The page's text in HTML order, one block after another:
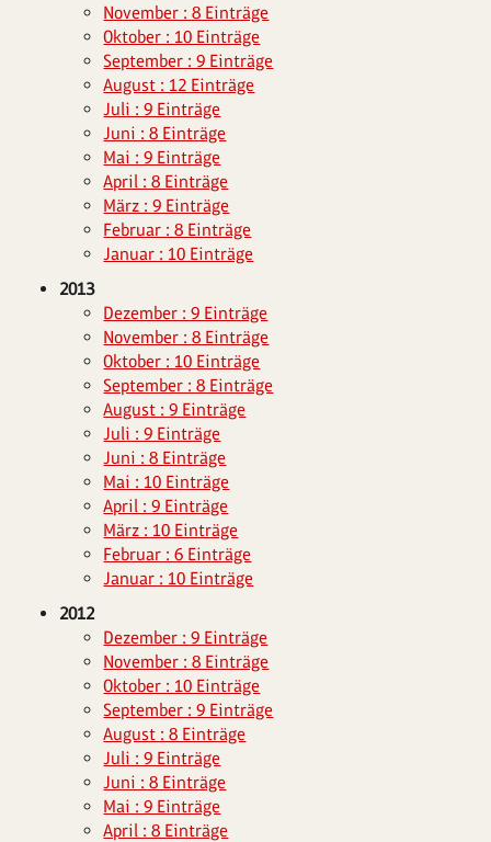
November : 8 Einträge
Oktober : 10 Einträge
September : 9 Einträge
August : 12 Einträge
Juli : 9 Einträge
Juni : 8 Einträge
Mai : 9 Einträge
April : 8 Einträge
März : 9 Einträge
Februar : 8 Einträge
Januar : 10 Einträge
2013
Dezember : 9 Einträge
November : 8 Einträge
Oktober : 10 Einträge
September : 8 Einträge
August : 9 Einträge
Juli : 9 Einträge
Juni : 8 Einträge
Mai : 10 Einträge
April : 9 Einträge
März : 10 Einträge
Februar : 6 Einträge
Januar : 10 Einträge
2012
Dezember : 9 Einträge
November : 8 Einträge
Oktober : 10 Einträge
September : 9 Einträge
August : 8 Einträge
Juli : 9 Einträge
Juni : 8 Einträge
Mai : 9 Einträge
April : 8 Einträge